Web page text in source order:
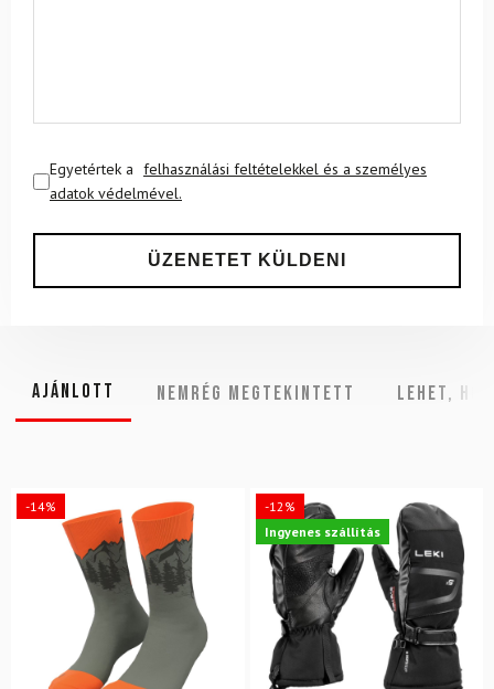
Egyetértek a felhasználási feltételekkel és a személyes
adatok védelmével.
Ajánlott NEMRÉG MEGTEKINTETT Lehet,
-14%
-12%
Ingyenes szállítás